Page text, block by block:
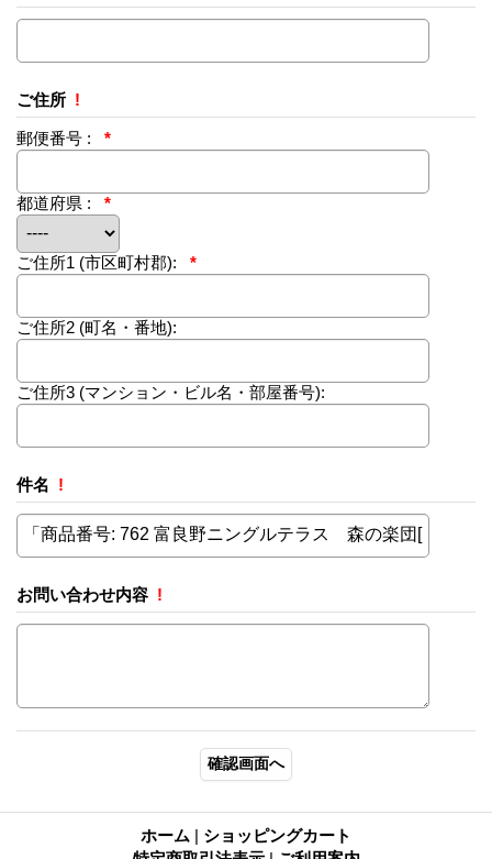
ご住所 !
郵便番号 : *
都道府県 : *
ご住所1 (市区町村郡): *
ご住所2 (町名・番地):
ご住所3 (マンション・ビル名・部屋番号):
件名 !
お問い合わせ内容 !
ホーム | ショッピングカート